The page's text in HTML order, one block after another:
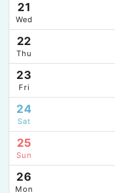
21
Wed
22
Thu
23
Fri
24
Sat
25
Sun
26
Mon